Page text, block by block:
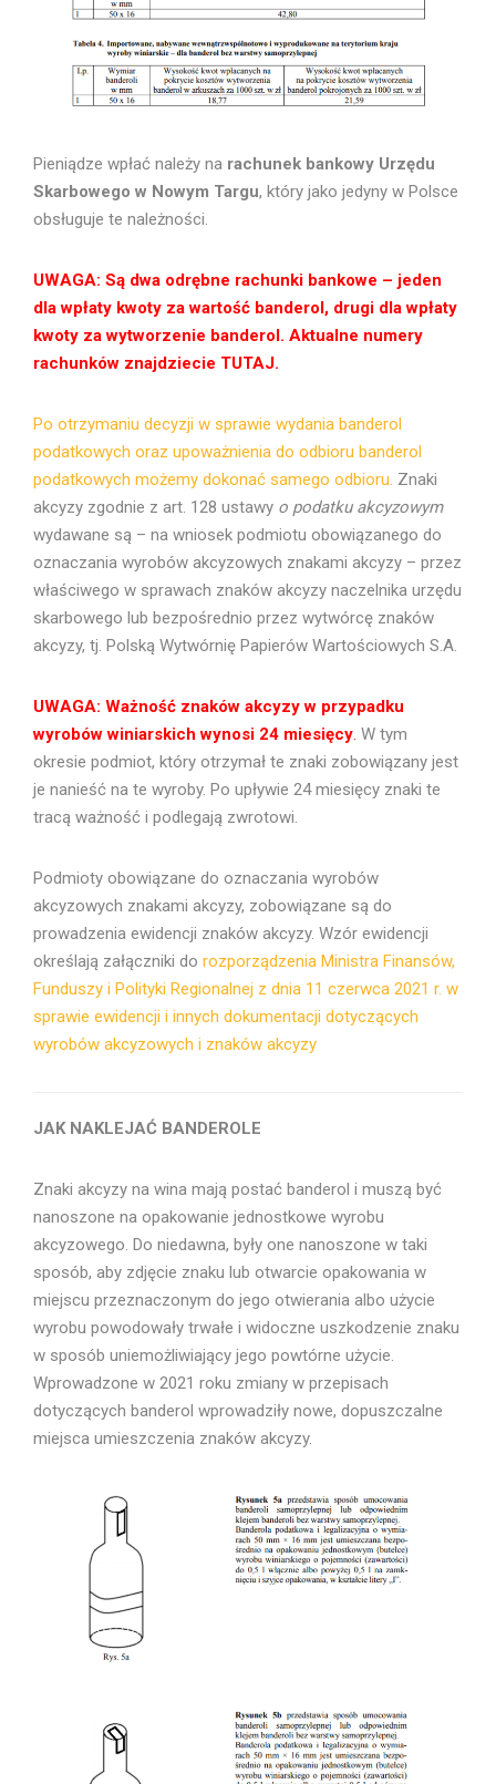
Pieniądze wpłać należy na rachunek bankowy Urzędu
Skarbowego w Nowym Targu, który jako jedyny w Polsce
obsługuje te należności.
UWAGA: Są dwa odrębne rachunki bankowe – jeden
dla wpłaty kwoty za wartość banderol, drugi dla wpłaty
kwoty za wytworzenie banderol. Aktualne numery
rachunków znajdziecie TUTAJ.
Po otrzymaniu decyzji w sprawie wydania banderol
podatkowych oraz upoważnienia do odbioru banderol
podatkowych możemy dokonać samego odbioru. Znaki
akcyzy zgodnie z art. 128 ustawy o podatku akcyzowym
wydawane są – na wniosek podmiotu obowiązanego do
oznaczania wyrobów akcyzowych znakami akcyzy – przez
właściwego w sprawach znaków akcyzy naczelnika urzędu
skarbowego lub bezpośrednio przez wytwórcę znaków
akcyzy, tj. Polską Wytwórnię Papierów Wartościowych S.A.
UWAGA: Ważność znaków akcyzy w przypadku
wyrobów winiarskich wynosi 24 miesięcy. W tym
okresie podmiot, który otrzymał te znaki zobowiązany jest
je nanieść na te wyroby. Po upływie 24 miesięcy znaki te
tracą ważność i podlegają zwrotowi.
Podmioty obowiązane do oznaczania wyrobów
akcyzowych znakami akcyzy, zobowiązane są do
prowadzenia ewidencji znaków akcyzy. Wzór ewidencji
określają załączniki do rozporządzenia Ministra Finansów,
Funduszy i Polityki Regionalnej z dnia 11 czerwca 2021 r. w
sprawie ewidencji i innych dokumentacji dotyczących
wyrobów akcyzowych i znaków akcyzy
JAK NAKLEJAĆ BANDEROLE
Znaki akcyzy na wina mają postać banderol i muszą być
nanoszone na opakowanie jednostkowe wyrobu
akcyzowego. Do niedawna, były one nanoszone w taki
sposób, aby zdjęcie znaku lub otwarcie opakowania w
miejscu przeznaczonym do jego otwierania albo użycie
wyrobu powodowały trwałe i widoczne uszkodzenie znaku
w sposób uniemożliwiający jego powtórne użycie.
Wprowadzone w 2021 roku zmiany w przepisach
dotyczących banderol wprowadziły nowe, dopuszczalne
miejsca umieszczenia znaków akcyzy.